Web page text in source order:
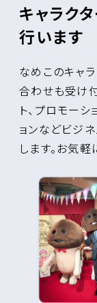
キャラク
行います
なめこのキャ
合わせも受け
ト、プロモーシ
ョンなどビジ
します。お気